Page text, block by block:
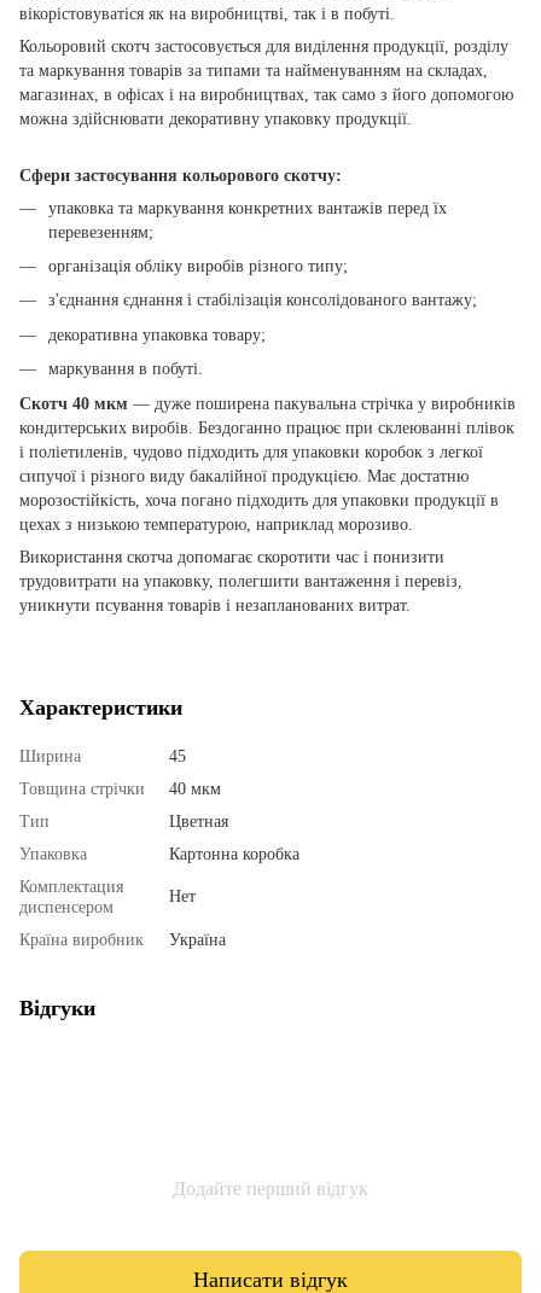
вікорістовуватіся як на виробництві, так і в побуті.
Кольоровий скотч застосовується для виділення продукції, розділу
та маркування товарів за типами та найменуванням на складах,
магазинах, в офісах і на виробництвах, так само з його допомогою
можна здійснювати декоративну упаковку продукції.
Сфери застосування кольорового скотчу:
упаковка та маркування конкретних вантажів перед їх
перевезенням;
організація обліку виробів різного типу;
з'єднання єднання і стабілізація консолідованого вантажу;
декоративна упаковка товару;
маркування в побуті.
Скотч 40 мкм ― дуже поширена пакувальна стрічка у виробників
кондитерських виробів. Бездоганно працює при склеюванні плівок
і поліетиленів, чудово підходить для упаковки коробок з легкої
сипучої і різного виду бакалійної продукцією. Має достатню
морозостійкість, хоча погано підходить для упаковки продукції в
цехах з низькою температурою, наприклад морозиво.
Використання скотча допомагає скоротити час і понизити
трудовитрати на упаковку, полегшити вантаження і перевіз,
уникнути псування товарів і незапланованих витрат.
Характеристики
Ширина
45
Товщина стрічки
40 мкм
Тип
Цветная
Упаковка
Картонна коробка
Комплектация
диспенсером
Нет
Країна виробник Україна
Відгуки
Додайте перший відгук
Написати відгук